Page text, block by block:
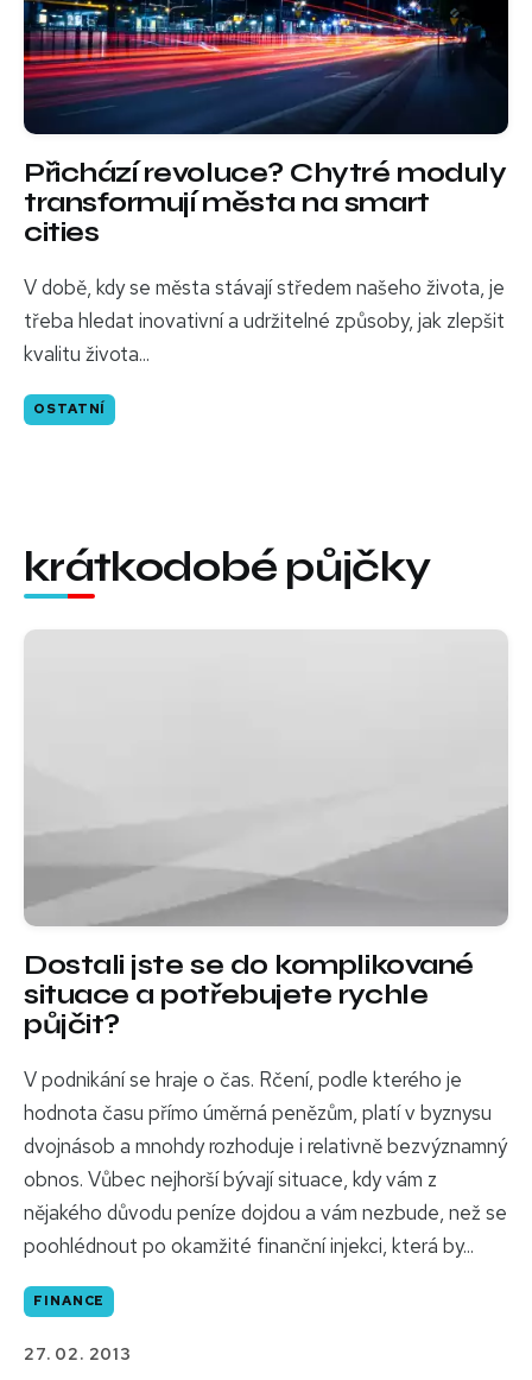
Přichází revoluce? Chytré moduly
transformují města na smart
cities
V době, kdy se města stávají středem našeho života, je
třeba hledat inovativní a udržitelné způsoby, jak zlepšit
kvalitu života...
OSTATNÍ
krátkodobé půjčky
Dostali jste se do komplikované
situace a potřebujete rychle
půjčit?
V podnikání se hraje o čas. Rčení, podle kterého je
hodnota času přímo úměrná penězům, platí v byznysu
dvojnásob a mnohdy rozhoduje i relativně bezvýznamný
obnos. Vůbec nejhorší bývají situace, kdy vám z
nějakého důvodu peníze dojdou a vám nezbude, než se
poohlédnout po okamžité finanční injekci, která by...
FINANCE
27. 02. 2013